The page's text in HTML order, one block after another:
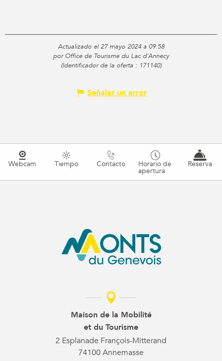
Actualizado el 27 mayo 2024 a 09:58
por Office de Tourisme du Lac d'Annecy
(Identificador de la oferta : 171140)
Señalar un error
Webcam Tiempo Contacto Horario de
apertura
Reserva
Maison de la Mobilité
et du Tourisme
2 Esplanade François-Mitterand
74100 Annemasse